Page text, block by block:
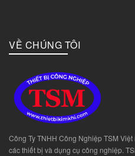
VỀ CHÚNG TÔI
Công Ty TNHH Công Nghiệp TSM
các thiết bị và dụng cụ công nghiệp.